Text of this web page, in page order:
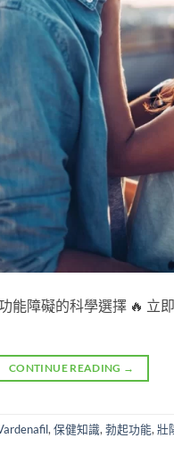
能障礙的科學選擇 🔥 立
CONTINUE READING →
, 保健知識, 勃起功能, 壯